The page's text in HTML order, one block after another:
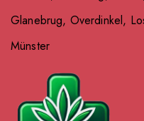
Glanebrug, Overdinkel,
Münster